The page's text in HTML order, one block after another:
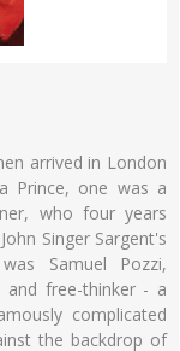
arrived in London
Prince, one was a
who four years
Singer Sargent's
Samuel Pozzi,
and free-thinker - a
complicated
the backdrop of